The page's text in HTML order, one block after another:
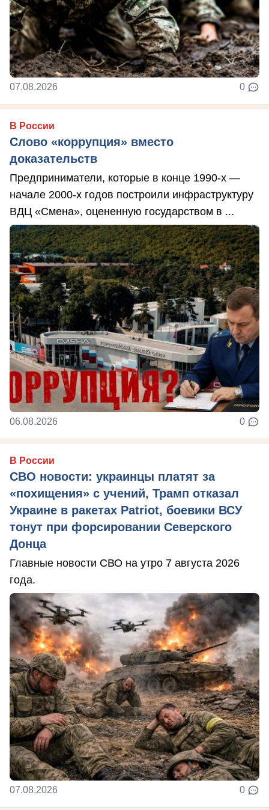
07.08.2026 0
В России
Слово «коррупция» вместо
доказательств
Предприниматели, которые в конце 1990-х —
начале 2000-х годов построили инфраструктуру
ВДЦ «Смена», оцененную государством в ...
06.08.2026 0
В России
СВО новости: украинцы платят за
«похищения» с учений, Трамп отказал
Украине в ракетах Patriot, боевики ВСУ
тонут при форсировании Северского
Донца
Главные новости СВО на утро 7 августа 2026
года.
07.08.2026 0